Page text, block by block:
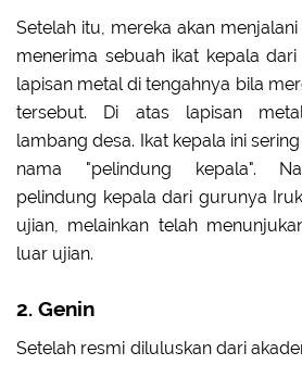
Setelah itu, mereka akan
menerima sebuah ikat kepala
lapisan metal di tengahnya bila
tersebut. Di atas lapisan
lambang desa. Ikat kepala ini
nama "pelindung kepala".
pelindung kepala dari gurunya
ujian, melainkan telah
luar ujian.
2. Genin
Setelah resmi diluluskan dari